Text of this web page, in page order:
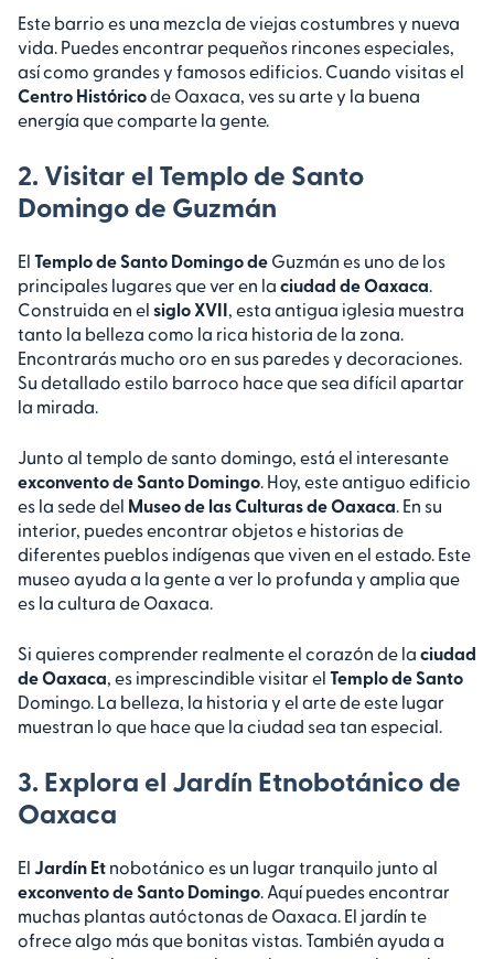
Este barrio es una mezcla de viejas costumbres y nueva
vida. Puedes encontrar pequeños rincones especiales,
así como grandes y famosos edificios. Cuando visitas el
Centro Históricode Oaxaca, ves su arte y la buena
energía que comparte la gente.
2. Visitar el Templo de Santo
Domingo de Guzmán
El Templo de Santo Domingo de Guzmán es uno de los
principales lugares que ver en la ciudad de Oaxaca.
Construida en el siglo XVII, esta antigua iglesia muestra
tanto la belleza como la rica historia de la zona.
Encontrarás mucho oro en sus paredes y decoraciones.
Su detallado estilo barroco hace que sea difícil apartar
la mirada.
Junto al templo de santo domingo, está el interesante
exconvento de Santo Domingo. Hoy, este antiguo edificio
es la sede del Museo de las Culturas de Oaxaca. En su
interior, puedes encontrar objetos e historias de
diferentes pueblos indígenas que viven en el estado. Este
museo ayuda a la gente a ver lo profunda y amplia que
es la cultura de Oaxaca.
Si quieres comprender realmente el corazón de la ciudad
de Oaxaca, es imprescindible visitar el Templo de Santo
Domingo. La belleza, la historia y el arte de este lugar
muestran lo que hace que la ciudad sea tan especial.
3. Explora el Jardín Etnobotánico de
Oaxaca
El Jardín Et nobotánico es un lugar tranquilo junto al
exconvento de Santo Domingo. Aquí puedes encontrar
muchas plantas autóctonas de Oaxaca. El jardín te
ofrece algo más que bonitas vistas. También ayuda a